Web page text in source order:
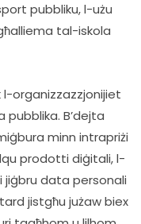
pubbliku, l-użu
tal-iskola
organizzazzjonijiet
B’dejta
minn intrapriżi
prodotti diġitali, l-
data personali
jistgħu jużaw biex